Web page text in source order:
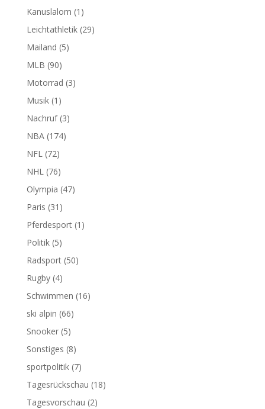
Kanuslalom (1)
Leichtathletik(29)
Mailand (5)
MLB (90)
Motorrad (3)
Musik(1)
Nachruf(3)
NBA(174)
NFL(72)
NHL(76)
Olympia (47)
Paris (31)
Pferdesport(1)
Politik(5)
Radsport(50)
Rugby(4)
Schwimmen (16)
ski alpin (66)
Snooker(5)
Sonstiges (8)
sportpolitik(7)
Tagesrückschau (18)
Tagesvorschau (2)